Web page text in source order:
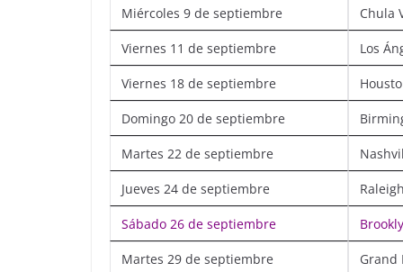
Miércoles 9 de septiembre Chula
Viernes 11 de septiembre Los
Viernes 18 de septiembre
Domingo 20 de septiembre
Martes 22 de septiembre
Jueves 24 de septiembre
Sábado 26 de septiembre
Martes 29 de septiembre Grand